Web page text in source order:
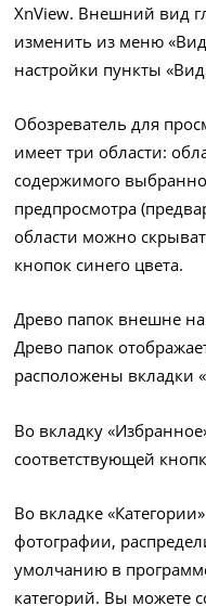
XnView. Внешний вид
изменить из меню
настройки пункты
Обозреватель для
имеет три области:
содержимого
предпросмотра
области можно
кнопок синего цвета.
Древо папок внешне
Древо папок
расположены вкладки
Во вкладку
соответствующей
Во вкладке
фотографии,
умолчанию в
категорий. Вы можете